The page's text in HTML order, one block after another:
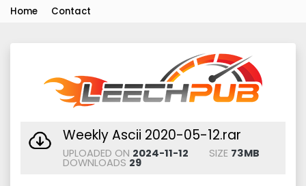
Home Contact
Weekly Ascii 2020-05-12.rar
UPLOADED ON 2024-11-12 SIZE 73MB
DOWNLOADS 29